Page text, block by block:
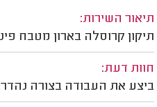
תיאור השירות:
תיקון קרוסלה בארון מטבח
חוות דעת:
ביצע את העבודה בצורה